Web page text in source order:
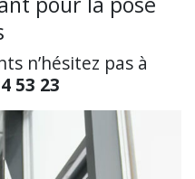
n’hésitez pas à
53 23